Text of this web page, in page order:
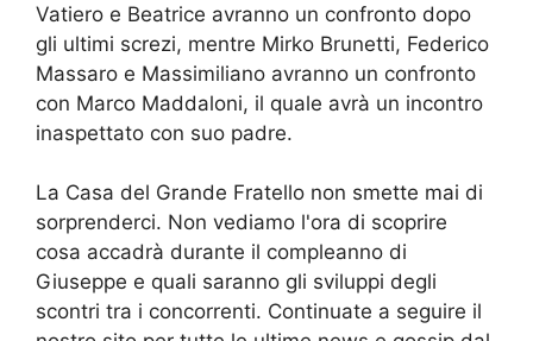
Vatiero e Beatrice avranno un confronto dopo
gli ultimi screzi, mentre Mirko Brunetti, Federico
Massaro e Massimiliano avranno un confronto
con Marco Maddaloni, il quale avrà un incontro
inaspettato con suo padre.
La Casa del Grande Fratello non smette mai di
sorprenderci. Non vediamo l'ora di scoprire
cosa accadrà durante il compleanno di
Giuseppe e quali saranno gli sviluppi degli
scontri tra i concorrenti. Continuate a seguire il